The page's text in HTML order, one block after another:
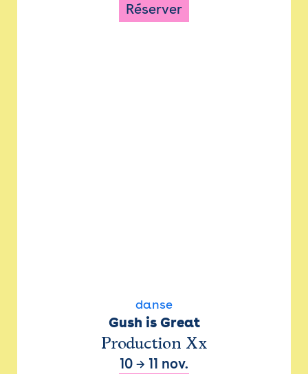
Réserver
danse
Gush is Great
Production Xx
10 → 11 nov.